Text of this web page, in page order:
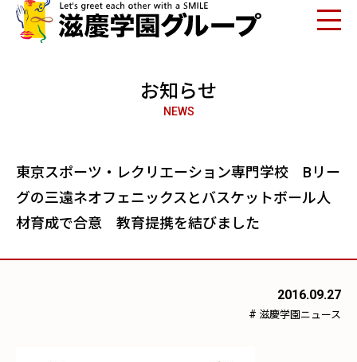
お知らせ
NEWS
東京スポーツ・レクリエーション専門学校 Bリー
グの三遠ネオフェニックスとバスケットボール人
材育成で合意 教育提携を結びました
2016.09.27
# 滋慶学園ニュース